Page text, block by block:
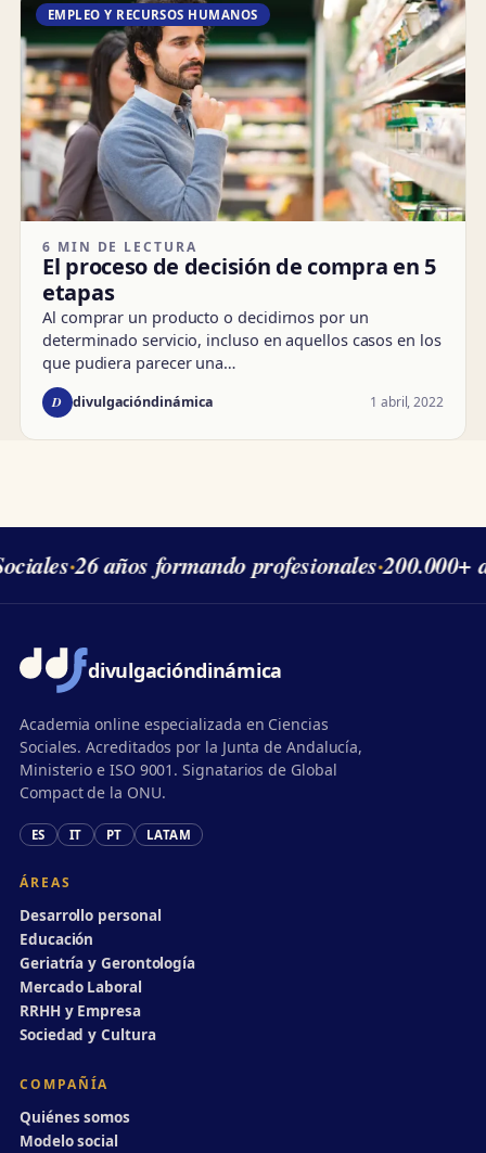
EMPLEO Y RECURSOS HUMANOS
6 MIN DE LECTURA
El proceso de decisión de compra en 5
etapas
Al comprar un producto o decidirnos por un
determinado servicio, incluso en aquellos casos en los
que pudiera parecer una…
D divulgacióndinámica 1 abril, 2022
·26 años formando profesionales·200.000+
divulgacióndinámica
Academia online especializada en Ciencias
Sociales. Acreditados por la Junta de Andalucía,
Ministerio e ISO 9001. Signatarios de Global
Compact de la ONU.
ES IT PT LATAM
ÁREAS
Desarrollo personal
Educación
Geriatría y Gerontología
Mercado Laboral
RRHH y Empresa
Sociedad y Cultura
COMPAÑÍA
Quiénes somos
Modelo social